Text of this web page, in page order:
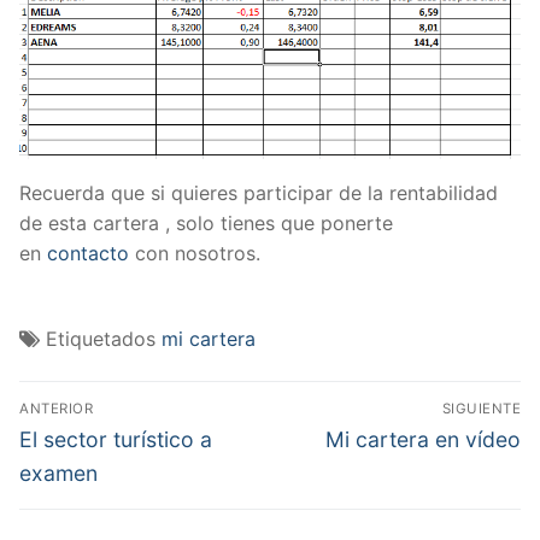
Recuerda que si quieres participar de la rentabilidad
de esta cartera , solo tienes que ponerte
en contacto con nosotros.
Etiquetados mi cartera
Navegación
de
entradas
ANTERIOR
Entrada
anterior:
El sector turístico a
examen
SIGUIENTE
Entrada
Mi cartera en vídeo